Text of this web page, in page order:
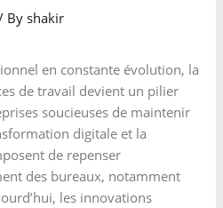
By shakir
en constante évolution, la
de travail devient un pilier
soucieuses de maintenir
digitale et la
de repenser
des bureaux, notamment
les innovations